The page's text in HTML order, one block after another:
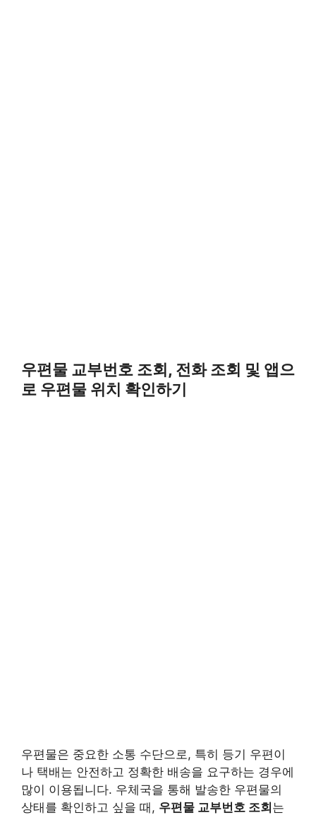
우편물 교부번호 조회, 전화 조회 및 앱으
로 우편물 위치 확인하기
우편물은 중요한 소통 수단으로, 특히 등기 우편이
나 택배는 안전하고 정확한 배송을 요구하는 경우에
많이 이용됩니다. 우체국을 통해 발송한 우편물의
상태를 확인하고 싶을 때, 우편물 교부번호 조회 는